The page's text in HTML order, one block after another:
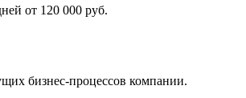
от 120 000 руб.
бизнес-процессов компании.